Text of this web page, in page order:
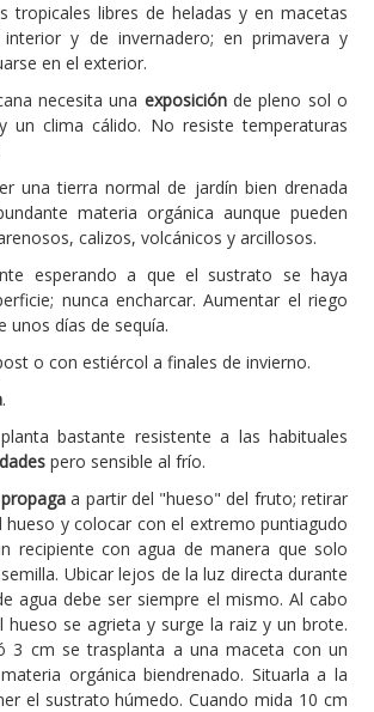
tropicales libres de heladas y en macetas
y de invernadero; en primavera y
en el exterior.
necesita una exposiciónde pleno sol o
un clima cálido. No resiste temperaturas
una tierra normal de jardín bien drenada
materia orgánica aunque pueden
calizos, volcánicos y arcillosos.
esperando a que el sustrato se haya
nunca encharcar. Aumentar el riego
unos días de sequía.
o con estiércol a finales de invierno.
.
bastante resistente a las habituales
pero sensible al frío.
propagaa partir del "hueso" del fruto; retirar
hueso y colocar con el extremo puntiagudo
recipiente con agua de manera que solo
Ubicar lejos de la luz directa durante
agua debe ser siempre el mismo. Al cabo
se agrieta y surge la raiz y un brote.
3 cm se trasplanta a una maceta con un
orgánica biendrenado. Situarla a la
el sustrato húmedo. Cuando mida 10 cm